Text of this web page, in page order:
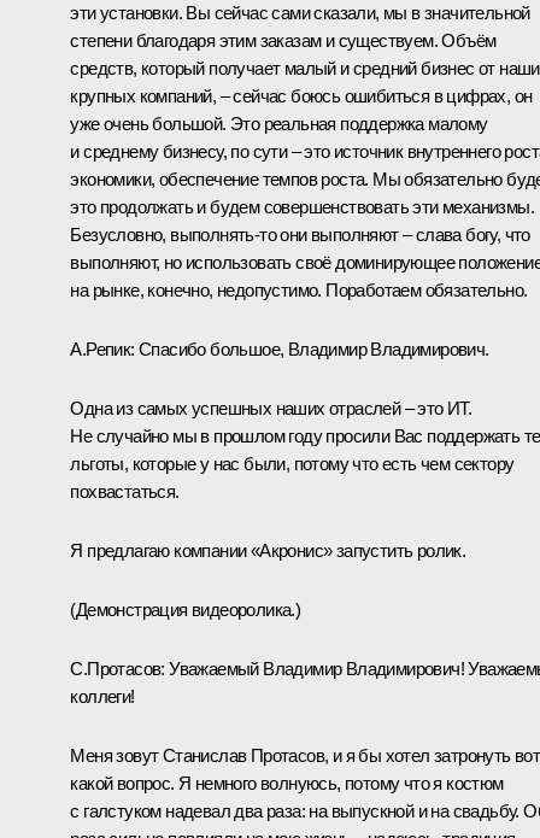
эти установки. Вы сейчас сами сказали, мы в значительной
степени благодаря этим заказам и существуем. Объём
средств, который получает малый и средний бизнес от
крупных компаний, – сейчас боюсь ошибиться в цифрах, он
уже очень большой. Это реальная поддержка малому
и среднему бизнесу, по сути – это источник внутреннего
экономики, обеспечение темпов роста. Мы обязательно
это продолжать и будем совершенствовать эти механизмы.
Безусловно, выполнять‑то они выполняют – слава богу, что
выполняют, но использовать своё доминирующее
на рынке, конечно, недопустимо. Поработаем обязательно.
А.Репик: Спасибо большое, Владимир Владимирович.
Одна из самых успешных наших отраслей – это ИТ.
Не случайно мы в прошлом году просили Вас поддержать те
льготы, которые у нас были, потому что есть чем сектору
похвастаться.
Я предлагаю компании «Акронис» запустить ролик.
(Демонстрация видеоролика.)
С.Протасов: Уважаемый Владимир Владимирович!
коллеги!
Меня зовут Станислав Протасов, и я бы хотел затронуть вот
какой вопрос. Я немного волнуюсь, потому что я костюм
с галстуком надевал два раза: на выпускной и на свадьбу.